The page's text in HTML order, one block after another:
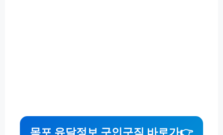
목포 유달정보 구인구직 바로가👉